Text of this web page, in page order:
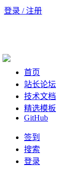
登录 / 注册
首页
站长论坛
技术文档
精选模板
GitHub
签到
搜索
登录